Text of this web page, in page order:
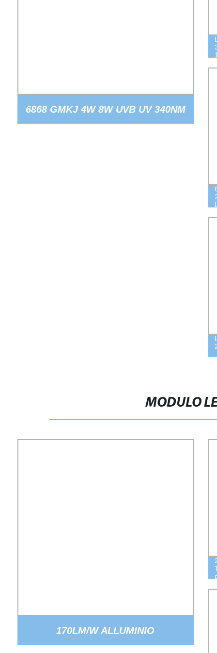
6868 GMKJ 4W 8W UVB UV 340NM
MODULO
170LM/W ALLUMINIO